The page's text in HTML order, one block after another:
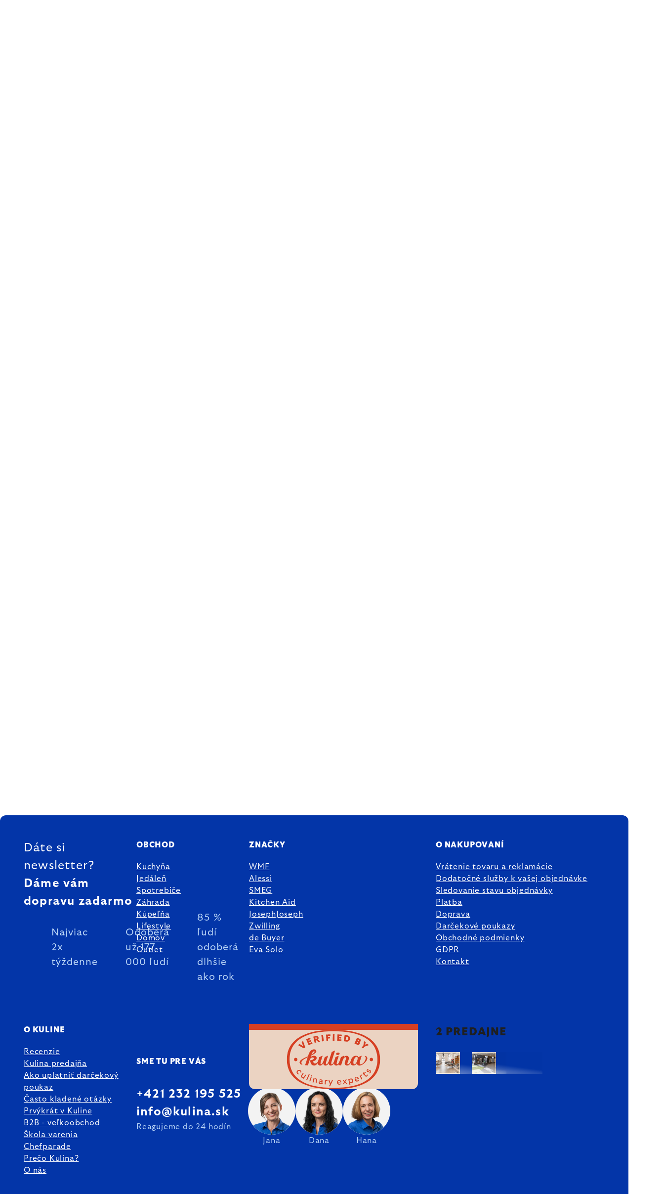
ZÁPÄTIE
Dáte si
newsletter?
Dáme vám
dopravu zadarmo
Najviac
2x
týždenne
Odoberá
už 177
000 ľudí
85 %
ľudí
odoberá
dlhšie
ako rok
OBCHOD
Kuchyňa
Jedáleň
Spotrebiče
Záhrada
Kúpeľňa
Lifestyle
Domov
Outlet
ZNAČKY
WMF
Alessi
SMEG
Kitchen Aid
JosephJoseph
Zwilling
de Buyer
Eva Solo
O NAKUPOVANÍ
Vrátenie tovaru a reklamácie
Dodatočné služby k vašej objednávke
Sledovanie stavu objednávky
Platba
Doprava
Darčekové poukazy
Obchodné podmienky
GDPR
Kontakt
O KULINE
Recenzie
Kulina predajňa
Ako uplatniť darčekový
poukaz
Často kladené otázky
Prvýkrát v Kuline
B2B - veľkoobchod
Škola varenia
Chefparade
Prečo Kulina?
O nás
SME TU PRE VÁS
Jana Dana Hana
+421 232 195 525
info@kulina.sk
Reagujeme do 24 hodín
2 PREDAJNE